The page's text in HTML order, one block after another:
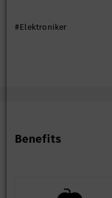
#Elektroniker
Benefits